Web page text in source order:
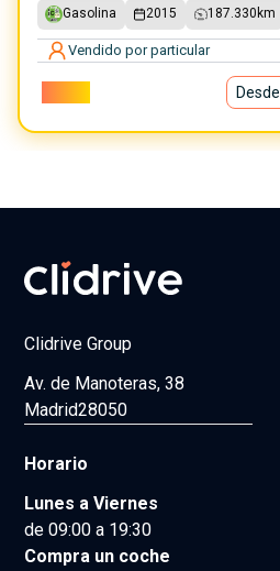
Gasolina 2015 187.330 km
Vendido por particular
Desde
Clidrive Group
Av. de Manoteras, 38
Madrid28050
Horario
Lunes a Viernes
de 09:00 a 19:30
Compra un coche